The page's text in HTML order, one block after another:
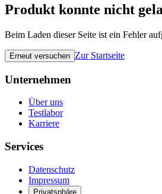
Produkt konnte nicht
Beim Laden dieser Seite ist ein Fehler
Erneut versuchen Zur Startseite
Unternehmen
Über uns
Testlabor
Karriere
Services
Datenschutz
Impressum
Privatsphäre